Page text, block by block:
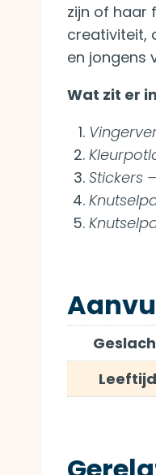
zijn of haar
creativiteit,
en jongens
Wat zit er
Stickers –
Leeftijd